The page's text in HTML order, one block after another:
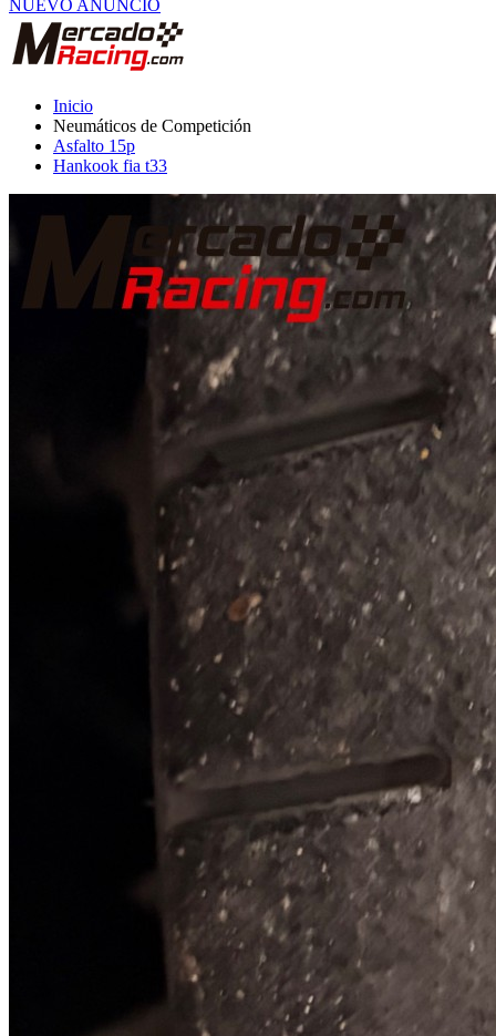
Neumáticos de Competición
Asfalto 15p
Hankook fia t33